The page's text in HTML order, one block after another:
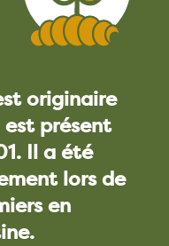
originaire
est présent
Il a été
lors de
en